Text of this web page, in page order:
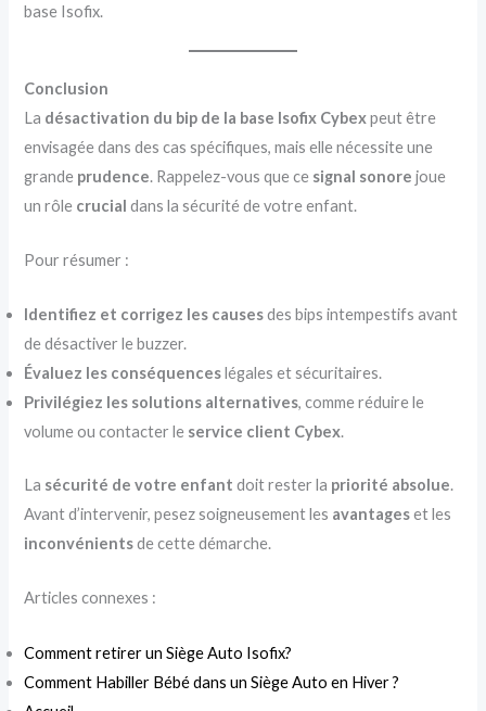
base Isofix.
Conclusion
La désactivation du bip de la base Isofix Cybexpeut être
envisagée dans des cas spécifiques, mais elle nécessite une
grande prudence. Rappelez-vous que ce signal sonore joue
un rôle crucial dans la sécurité de votre enfant.
Pour résumer :
Identifiez et corrigez les causesdes bips intempestifs avant
de désactiver le buzzer.
Évaluez les conséquenceslégales et sécuritaires.
Privilégiez les solutions alternatives, comme réduire le
volume ou contacter le service client Cybex.
La sécurité de votre enfant doit rester la priorité absolue.
Avant d’intervenir, pesez soigneusement les avantageset les
inconvénientsde cette démarche.
Articles connexes :
Comment retirer un Siège Auto Isofix?
Comment Habiller Bébé dans un Siège Auto en Hiver ?